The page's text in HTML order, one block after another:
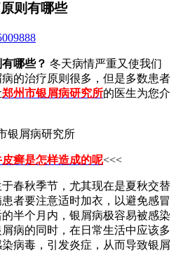
则有哪些
哪些？ 冬天病情严重又使我们
的治疗原则很多，但是多数患者
郑州市银屑病研究所的医生为您介
皮癣是怎样造成的呢<<<
春秋季节，尤其现在是夏秋交替
者要注意适时加衣，以避免感冒
半个月内，银屑病极容易被感染
病的同时，在日常生活中应该多
病毒，引发炎症，从而导致银屑